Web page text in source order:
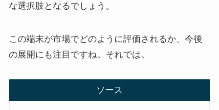
な選択肢となるでしょう。
この端末が市場でどのように評価されるか、今後
の展開にも注目ですね。それでは。
ソース